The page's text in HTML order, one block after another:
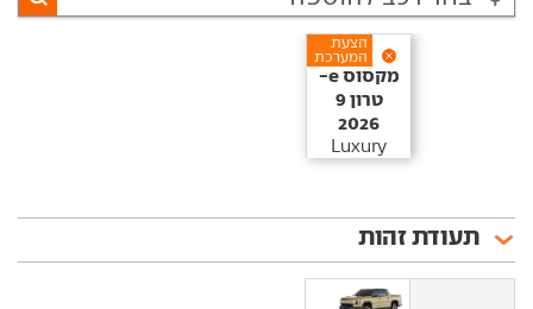
הצעת
המערכת
מקסוס‏ e-
טרון 9‏
2026
Luxury
תעודת זהות